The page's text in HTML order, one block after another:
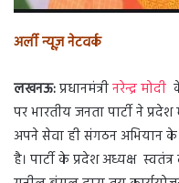
अर्ली न्यूज़ नेटवर्क
लखनऊ:प्रधानमंत्रीनरेन्द्र मोदी
पर भारतीय जनता पार्टी ने
अपने सेवा ही संगठन अभियान
है। पार्टी के प्रदेश अध्यक्ष